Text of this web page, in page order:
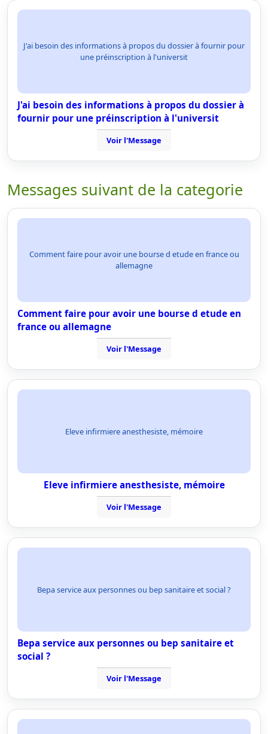
J'ai besoin des informations à propos du dossier à fournir pour
une préinscription à l'universit
J'ai besoin des informations à propos du dossier à
fournir pour une préinscription à l'universit
Voir l'Message
Messages suivant de la categorie
Comment faire pour avoir une bourse d etude en france ou
allemagne
Comment faire pour avoir une bourse d etude en
france ou allemagne
Voir l'Message
Eleve infirmiere anesthesiste, mémoire
Eleve infirmiere anesthesiste, mémoire
Voir l'Message
Bepa service aux personnes ou bep sanitaire et social ?
Bepa service aux personnes ou bep sanitaire et
social ?
Voir l'Message